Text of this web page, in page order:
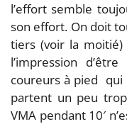
l’effort semble
son effort. On doit
tiers (voir la
l’impression
coureurs à pied qui
partent un peu
VMA pendant 10′